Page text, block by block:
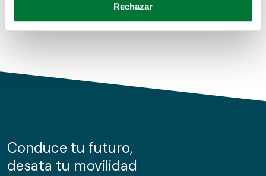
Obtenga más información sobre cómo se procesan sus
de cookies.
información sobre el uso que haga del sitio web con
nuestros partners de redes sociales, publicidad y análisis
Rechazar
Conduce tu futuro,
desata tu movilidad